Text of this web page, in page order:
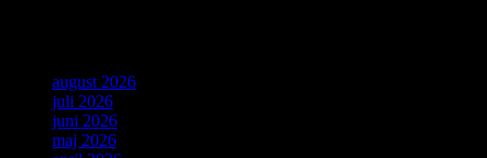
august 2026
juli 2026
juni 2026
maj 2026